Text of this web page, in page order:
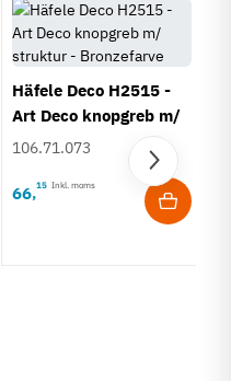
Häfele Deco H2515 -
Art Deco knopgreb m/
struktur - Bronzefarve
106.71.073
66,15 Inkl. moms